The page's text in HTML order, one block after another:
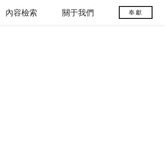
內容檢索 關于我們 奉獻